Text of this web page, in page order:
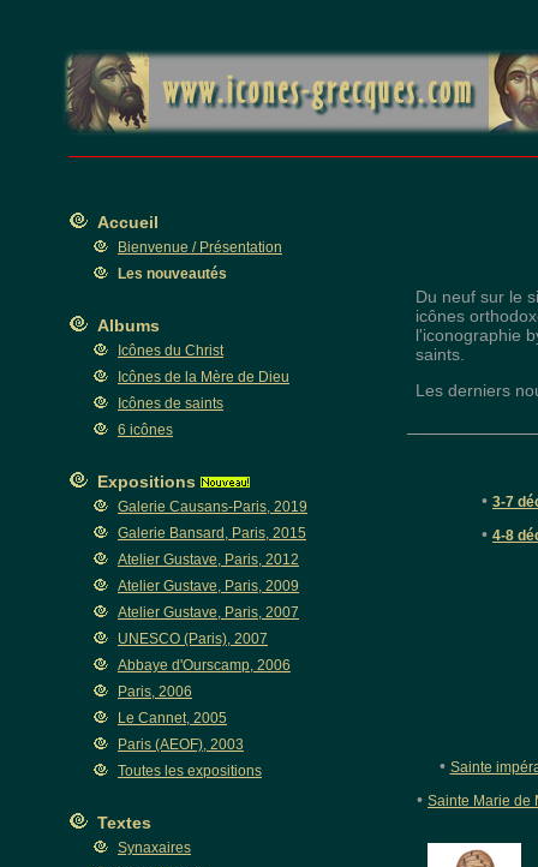
Accueil
Bienvenue / Présentation
Les nouveautés
Albums
Icônes du Christ
Icônes de la Mère de Dieu
Icônes de saints
6 icônes
Expositions
Galerie Causans-Paris, 2019
Galerie Bansard, Paris, 2015
Atelier Gustave, Paris, 2012
Atelier Gustave, Paris, 2009
Atelier Gustave, Paris, 2007
UNESCO (Paris), 2007
Abbaye d'Ourscamp, 2006
Paris, 2006
Le Cannet, 2005
Paris (AEOF), 2003
Toutes les expositions
Textes
Synaxaires
Du neuf sur le
icônes
l'iconographie
saints.
Les derniers
• 3-7
• 4-8
• Sainte
• Sainte Marie de